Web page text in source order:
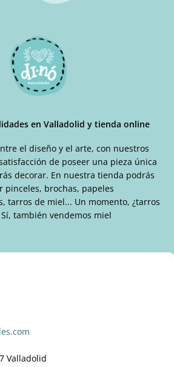
en Valladolid y tienda online
el diseño y el arte, con nuestros
de poseer una pieza única
decorar. En nuestra tienda podrás
pinceles, brochas, papeles
tarros de miel... Un momento, ¿tarros
también vendemos miel
Valladolid